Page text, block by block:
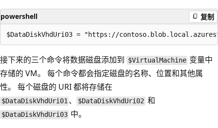
powershell 复制
接下来的三个命令将数据磁盘添加到 $VirtualMachine 变量中
存储的 VM。 每个命令都会指定磁盘的名称、位置和其他属
性。 每个磁盘的 URI 都将存储在
$DataDiskVhdUri01 、 $DataDiskVhdUri02 和
$DataDiskVhdUri03 中。